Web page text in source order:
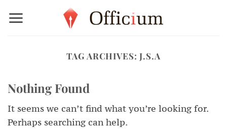
TAG ARCHIVES:J.S.A
Nothing Found
It seems we can’t find what you’re looking for.
Perhaps searching can help.